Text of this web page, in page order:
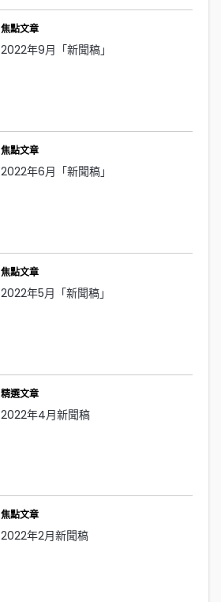
焦點文章
2022年9月「新聞稿」
焦點文章
2022年6月「新聞稿」
焦點文章
2022年5月「新聞稿」
精選文章
2022年4月新聞稿
焦點文章
2022年2月新聞稿